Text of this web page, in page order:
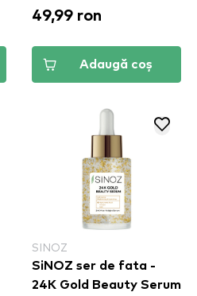
49,99 ron
Adaugă coș
SINOZ
SiNOZ ser de fata -
24K Gold Beauty Serum